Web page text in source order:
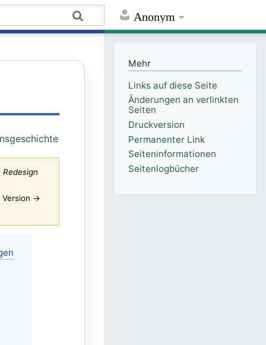
Anonym
Redesign
Version →
Mehr
Links auf diese Seite
Änderungen an verlinkten
Seiten
Druckversion
Permanenter Link
Seiten­informationen
Seitenlogbücher